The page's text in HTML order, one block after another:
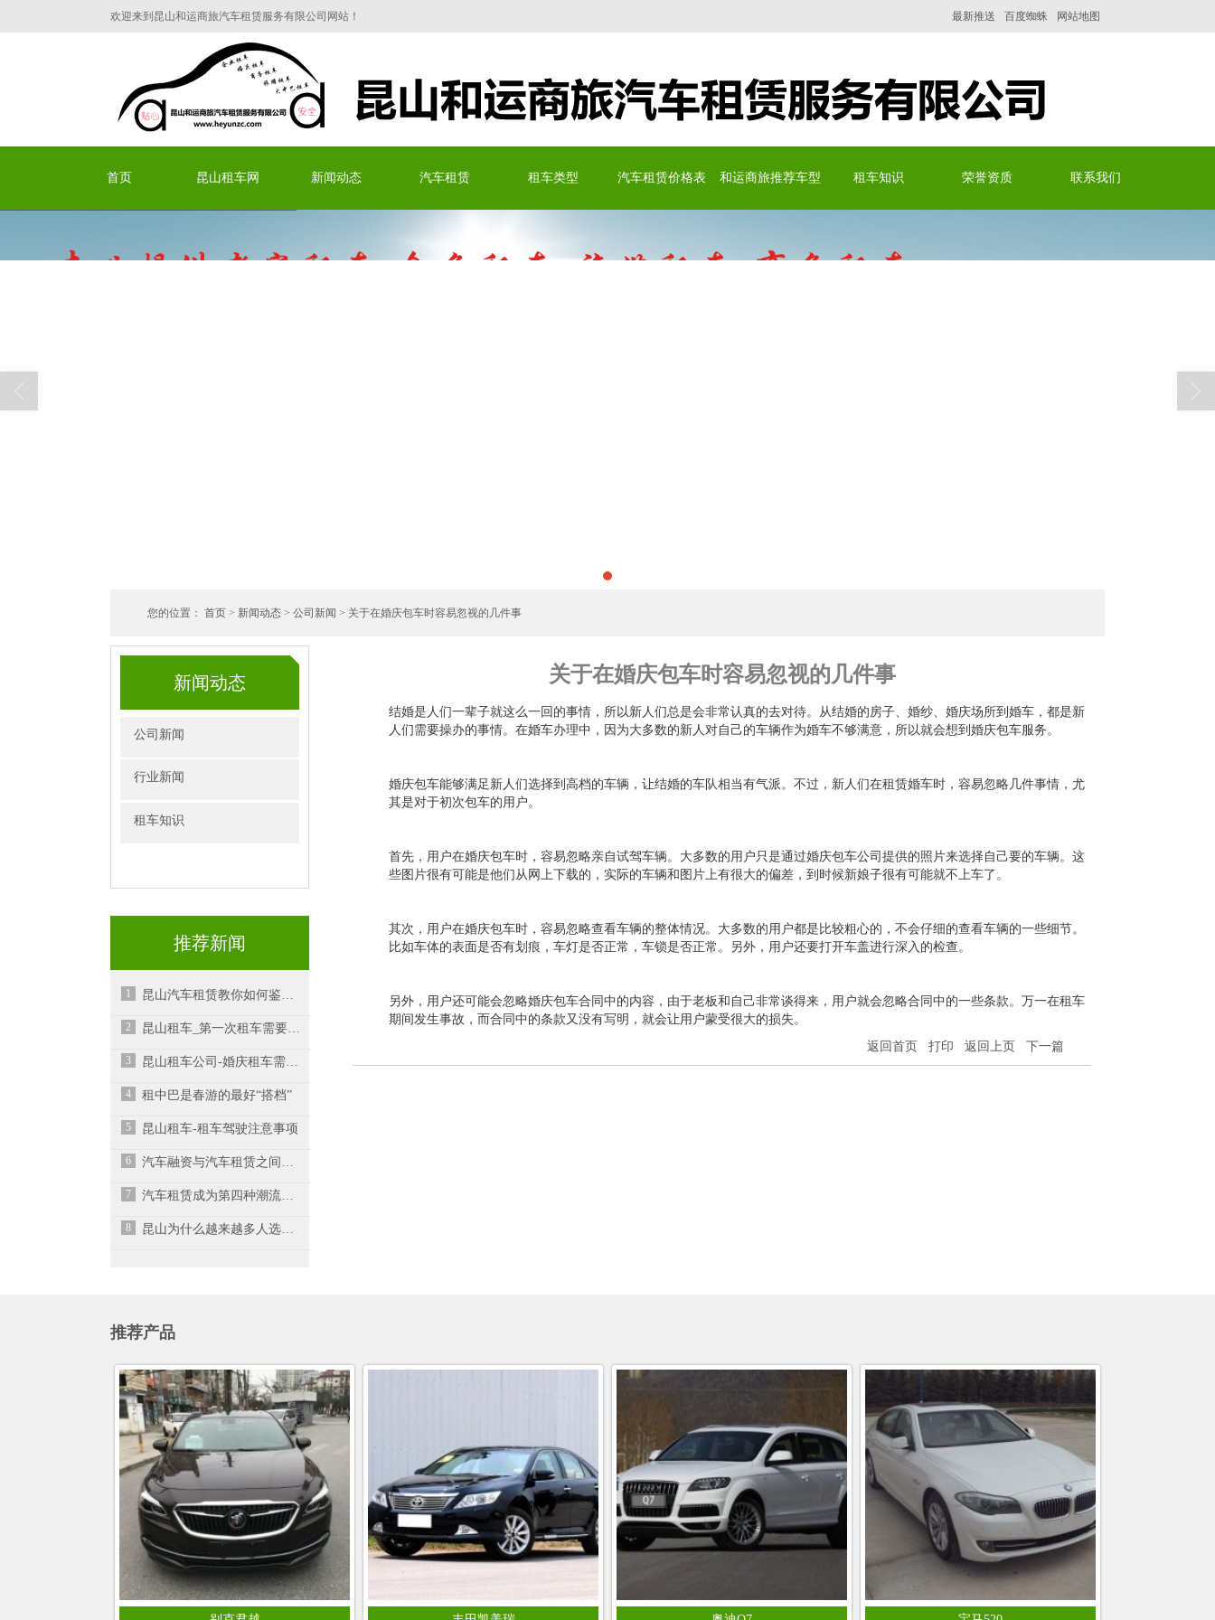
欢迎来到昆山和运商旅汽车租赁服务有限公司网站！ 网站地图
百度蜘蛛
最新推送
昆山和运商旅汽车租赁服务有限公司
首页 昆山租车网 新闻动态 汽车租赁 租车类型 汽车租赁价格表 和运商旅推荐车型 租车知识 荣誉资质 联系我们
您的位置： 首页 > 新闻动态 > 公司新闻 > 关于在婚庆包车时容易忽视的几件事
新闻动态
公司新闻
行业新闻
租车知识
推荐新闻
1 昆山汽车租赁教你如何鉴别车况避免事故
2 昆山租车_第一次租车需要什么？如果您必须延迟退车怎么办？
3 昆山租车公司-婚庆租车需要注意什么？
4 租中巴是春游的最好“搭档”
5 昆山租车-租车驾驶注意事项
6 汽车融资与汽车租赁之间的区别是什么呢？-昆山租车
7 汽车租赁成为第四种潮流出行方式
8 昆山为什么越来越多人选择租车而不是买车？
关于在婚庆包车时容易忽视的几件事
结婚是人们一辈子就这么一回的事情，所以新人们总是会非常认真的去对待。从结婚的房子、婚纱、婚庆场所到婚车，都是新
人们需要操办的事情。在婚车办理中，因为大多数的新人对自己的车辆作为婚车不够满意，所以就会想到婚庆包车服务。
婚庆包车能够满足新人们选择到高档的车辆，让结婚的车队相当有气派。不过，新人们在租赁婚车时，容易忽略几件事情，尤
其是对于初次包车的用户。
首先，用户在婚庆包车时，容易忽略亲自试驾车辆。大多数的用户只是通过婚庆包车公司提供的照片来选择自己要的车辆。这
些图片很有可能是他们从网上下载的，实际的车辆和图片上有很大的偏差，到时候新娘子很有可能就不上车了。
其次，用户在婚庆包车时，容易忽略查看车辆的整体情况。大多数的用户都是比较粗心的，不会仔细的查看车辆的一些细节。
比如车体的表面是否有划痕，车灯是否正常，车锁是否正常。另外，用户还要打开车盖进行深入的检查。
另外，用户还可能会忽略婚庆包车合同中的内容，由于老板和自己非常谈得来，用户就会忽略合同中的一些条款。万一在租车
期间发生事故，而合同中的条款又没有写明，就会让用户蒙受很大的损失。
返回首页
打印 返回上页 下一篇
推荐产品